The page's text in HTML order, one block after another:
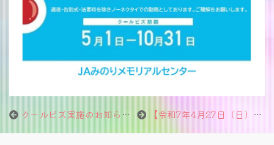
クールビズ実施のお知らせ（～10月31日まで） 【令和7年4月27日（日）】人形供養祭開催のお知らせ